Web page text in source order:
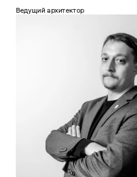
Ведущий архитектор